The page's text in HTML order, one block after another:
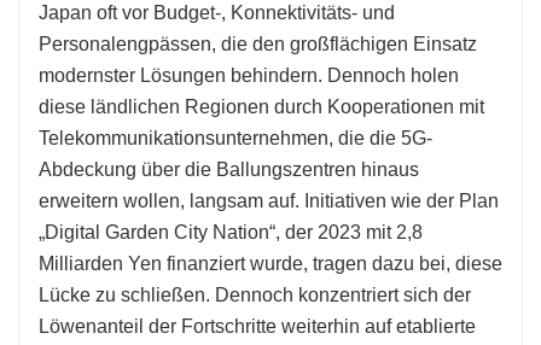
Japan oft vor Budget-, Konnektivitäts- und
Personalengpässen, die den großflächigen Einsatz
modernster Lösungen behindern. Dennoch holen
diese ländlichen Regionen durch Kooperationen mit
Telekommunikationsunternehmen, die die 5G-
Abdeckung über die Ballungszentren hinaus
erweitern wollen, langsam auf. Initiativen wie der Plan
„Digital Garden City Nation“, der 2023 mit 2,8
Milliarden Yen finanziert wurde, tragen dazu bei, diese
Lücke zu schließen. Dennoch konzentriert sich der
Löwenanteil der Fortschritte weiterhin auf etablierte